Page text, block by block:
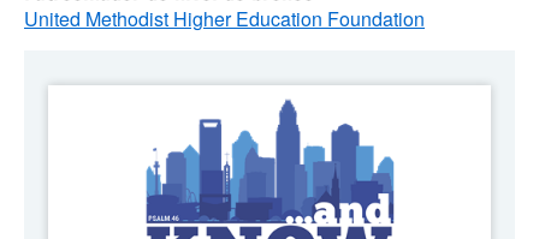
United Methodist Higher Education Foundation